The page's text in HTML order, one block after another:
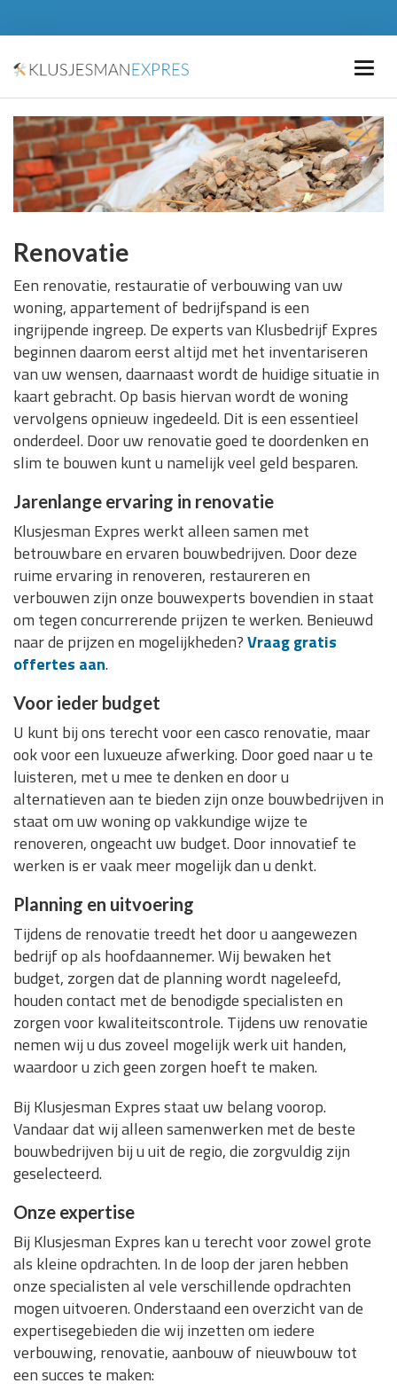
Renovatie
Een renovatie, restauratie of verbouwing van uw
woning, appartement of bedrijfspand is een
ingrijpende ingreep. De experts van Klusbedrijf Expres
beginnen daarom eerst altijd met het inventariseren
van uw wensen, daarnaast wordt de huidige situatie in
kaart gebracht. Op basis hiervan wordt de woning
vervolgens opnieuw ingedeeld. Dit is een essentieel
onderdeel. Door uw renovatie goed te doordenken en
slim te bouwen kunt u namelijk veel geld besparen.
Jarenlange ervaring in renovatie
Klusjesman Expres werkt alleen samen met
betrouwbare en ervaren bouwbedrijven. Door deze
ruime ervaring in renoveren, restaureren en
verbouwen zijn onze bouwexperts bovendien in staat
om tegen concurrerende prijzen te werken. Benieuwd
naar de prijzen en mogelijkheden?Vraag gratis
offertes aan.
Voor ieder budget
U kunt bij ons terecht voor een casco renovatie, maar
ook voor een luxueuze afwerking. Door goed naar u te
luisteren, met u mee te denken en door u
alternatieven aan te bieden zijn onze bouwbedrijven in
staat om uw woning op vakkundige wijze te
renoveren, ongeacht uw budget. Door innovatief te
werken is er vaak meer mogelijk dan u denkt.
Planning en uitvoering
Tijdens de renovatie treedt het door u aangewezen
bedrijf op als hoofdaannemer. Wij bewaken het
budget, zorgen dat de planning wordt nageleefd,
houden contact met de benodigde specialisten en
zorgen voor kwaliteitscontrole. Tijdens uw renovatie
nemen wij u dus zoveel mogelijk werk uit handen,
waardoor u zich geen zorgen hoeft te maken.
Bij Klusjesman Expres staat uw belang voorop.
Vandaar dat wij alleen samenwerken met de beste
bouwbedrijven bij u uit de regio, die zorgvuldig zijn
geselecteerd.
Onze expertise
Bij Klusjesman Expres kan u terecht voor zowel grote
als kleine opdrachten. In de loop der jaren hebben
onze specialisten al vele verschillende opdrachten
mogen uitvoeren. Onderstaand een overzicht van de
expertisegebieden die wij inzetten om iedere
verbouwing, renovatie, aanbouw of nieuwbouw tot
een succes te maken: